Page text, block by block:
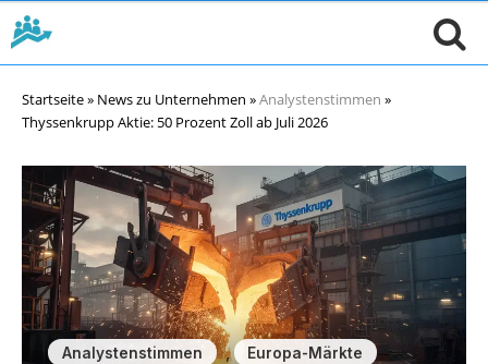
Startseite» News zu Unternehmen »Analystenstimmen »
Thyssenkrupp Aktie: 50 Prozent Zoll ab Juli 2026
Analystenstimmen , Europa-Märkte ,